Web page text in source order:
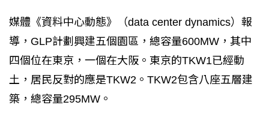
媒體《資料中心動態》（data center dynamics）報
導，GLP計劃興建五個園區，總容量600MW，其中
四個位在東京，一個在大阪。東京的TKW1已經動
土，居民反對的應是TKW2。TKW2包含八座五層建
築，總容量295MW。